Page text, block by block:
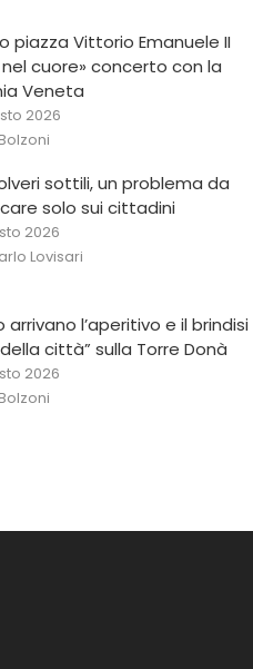
piazza Vittorio Emanuele II
nel cuore» concerto con la
Veneta
2026
sottili, un problema da
solo sui cittadini
2026
Lovisari
arrivano l’aperitivo e il brindisi
città” sulla Torre Donà
2026